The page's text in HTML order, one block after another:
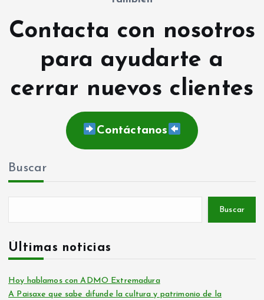
Contacta con nosotros
para ayudarte a
cerrar nuevos clientes
Contáctanos
Buscar
Buscar
Últimas noticias
Hoy hablamos con ADMO Extremadura
A Paisaxe que sabe difunde la cultura y patrimonio de la